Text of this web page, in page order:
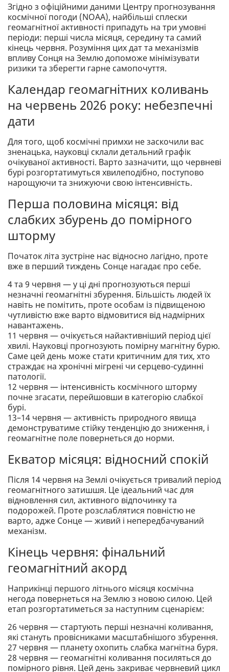
Згідно з офіційними даними Центру прогнозування
космічної погоди (NOAA), найбільші сплески
геомагнітної активності припадуть на три умовні
періоди: перші числа місяця, середину та самий
кінець червня. Розуміння цих дат та механізмів
впливу Сонця на Землю допоможе мінімізувати
ризики та зберегти гарне самопочуття.
Календар геомагнітних коливань
на червень 2026 року: небезпечні
дати
Для того, щоб космічні примхи не заскочили вас
зненацька, науковці склали детальний графік
очікуваної активності. Варто зазначити, що червневі
бурі розгортатимуться хвилеподібно, поступово
нарощуючи та знижуючи свою інтенсивність.
Перша половина місяця: від
слабких збурень до помірного
шторму
Початок літа зустріне нас відносно лагідно, проте
вже в перший тиждень Сонце нагадає про себе.
4 та 9 червня — у ці дні прогнозуються перші
незначні геомагнітні збурення. Більшість людей їх
навіть не помітить, проте особам із підвищеною
чутливістю вже варто відмовитися від надмірних
навантажень.
11 червня — очікується найактивніший період цієї
хвилі. Науковці прогнозують помірну магнітну бурю.
Саме цей день може стати критичним для тих, хто
страждає на хронічні мігрені чи серцево-судинні
патології.
12 червня — інтенсивність космічного шторму
почне згасати, перейшовши в категорію слабкої
бурі.
13–14 червня — активність природного явища
демонструватиме стійку тенденцію до зниження, і
геомагнітне поле повернеться до норми.
Екватор місяця: відносний спокій
Після 14 червня на Землі очікується тривалий період
геомагнітного затишшя. Це ідеальний час для
відновлення сил, активного відпочинку та
подорожей. Проте розслаблятися повністю не
варто, адже Сонце — живий і непередбачуваний
механізм.
Кінець червня: фінальний
геомагнітний акорд
Наприкінці першого літнього місяця космічна
негода повернеться на Землю з новою силою. Цей
етап розгортатиметься за наступним сценарієм:
26 червня — стартують перші незначні коливання,
які стануть провісниками масштабнішого збурення.
27 червня — планету охопить слабка магнітна буря.
28 червня — геомагнітні коливання посиляться до
помірного рівня. Цей день закриває червневий цикл